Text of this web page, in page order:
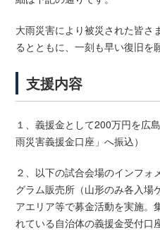
大雨災害により被災された皆さ
るとともに、一刻も早い復旧を
支援内容
１、義援金として200万円を広
雨災害義援金口座」へ振込）
２、以下の試合会場のインフォ
グラム販売所（山形のみ各入場
アエリア等で募金活動を実施。
れている自治体の義援金受付口